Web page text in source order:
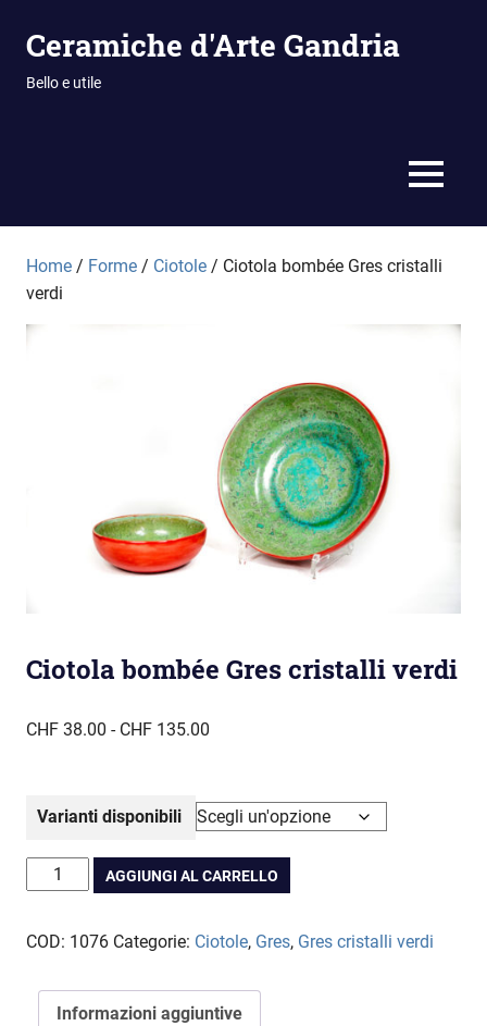
Ceramiche d'Arte Gandria
Bello e utile
MENU
Home / Forme / Ciotole / Ciotola bombée Gres cristalli
verdi
Ciotola bombée Gres cristalli verdi
CHF 38.00 - CHF 135.00
da
CHF 38.00
CHF 135.00
Varianti disponibili
Ciotola
bombée
cristalli
quantità
AGGIUNGI AL CARRELLO
COD: 1076 Categorie: Ciotole, Gres, Gres cristalli verdi
Informazioni aggiuntive